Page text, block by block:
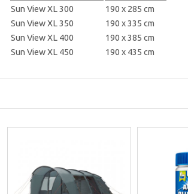
Sun View XL 300
190 x 285 cm
Sun View XL 350
190 x 335 cm
Sun View XL 400
190 x 385 cm
Sun View XL 450
190 x 435 cm